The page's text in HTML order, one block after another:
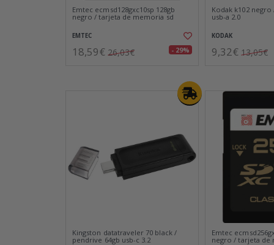
Emtec ecmsd128gxc10sp 128gb
negro / tarjeta de memoria sd
EMTEC
18,59€ 26,03€ - 29%
Kodak k102
usb-a 2.0
KODAK
9,32€ 13,05€
Kingston datatraveler 70 black /
pendrive 64gb usb-c 3.2
Emtec
negro / tarjeta de